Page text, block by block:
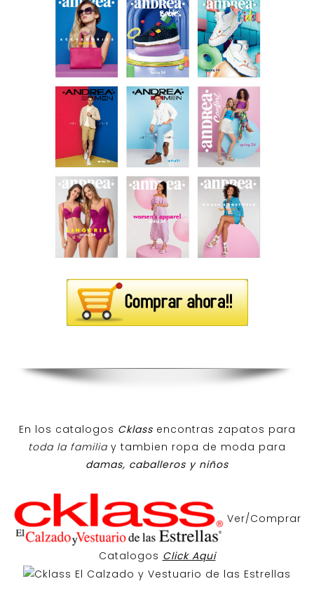
En los catalogos Cklass encontras zapatos para
toda la familiay tambien ropa de moda para
damas, caballeros y niños
Ver/Comprar
Catalogos Click Aqui